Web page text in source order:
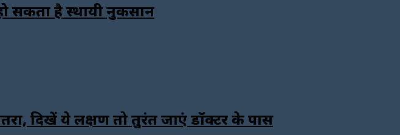
सकता है स्थायी नुकसान
दिखें ये लक्षण तो तुरंत जाएं डॉक्टर के पास